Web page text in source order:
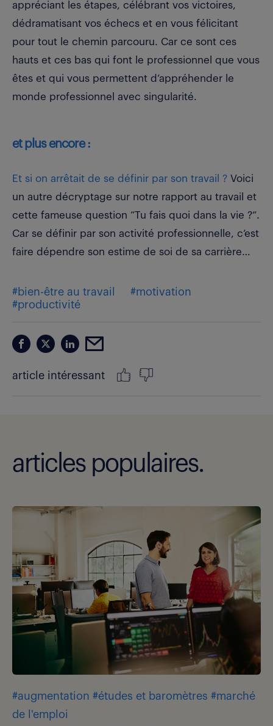
appréciant les étapes, célébrant vos victoires,
dédramatisant vos échecs et en vous félicitant
pour tout le chemin parcouru. Car ce sont ces
hauts et ces bas qui font le professionnel que vous
êtes et qui vous permettent d’appréhender le
monde professionnel avec singularité.
et plus encore :
Et si on arrêtait de se définir par son travail ? Voici
un autre décryptage sur notre rapport au travail et
cette fameuse question “Tu fais quoi dans la vie ?”.
Car se définir par son activité professionnelle, c’est
faire dépendre son estime de soi de sa carrière…
#bien-être au travail
#motivation
#productivité
article intéressant
articles populaires.
#augmentation #études et baromètres #marché
de l'emploi